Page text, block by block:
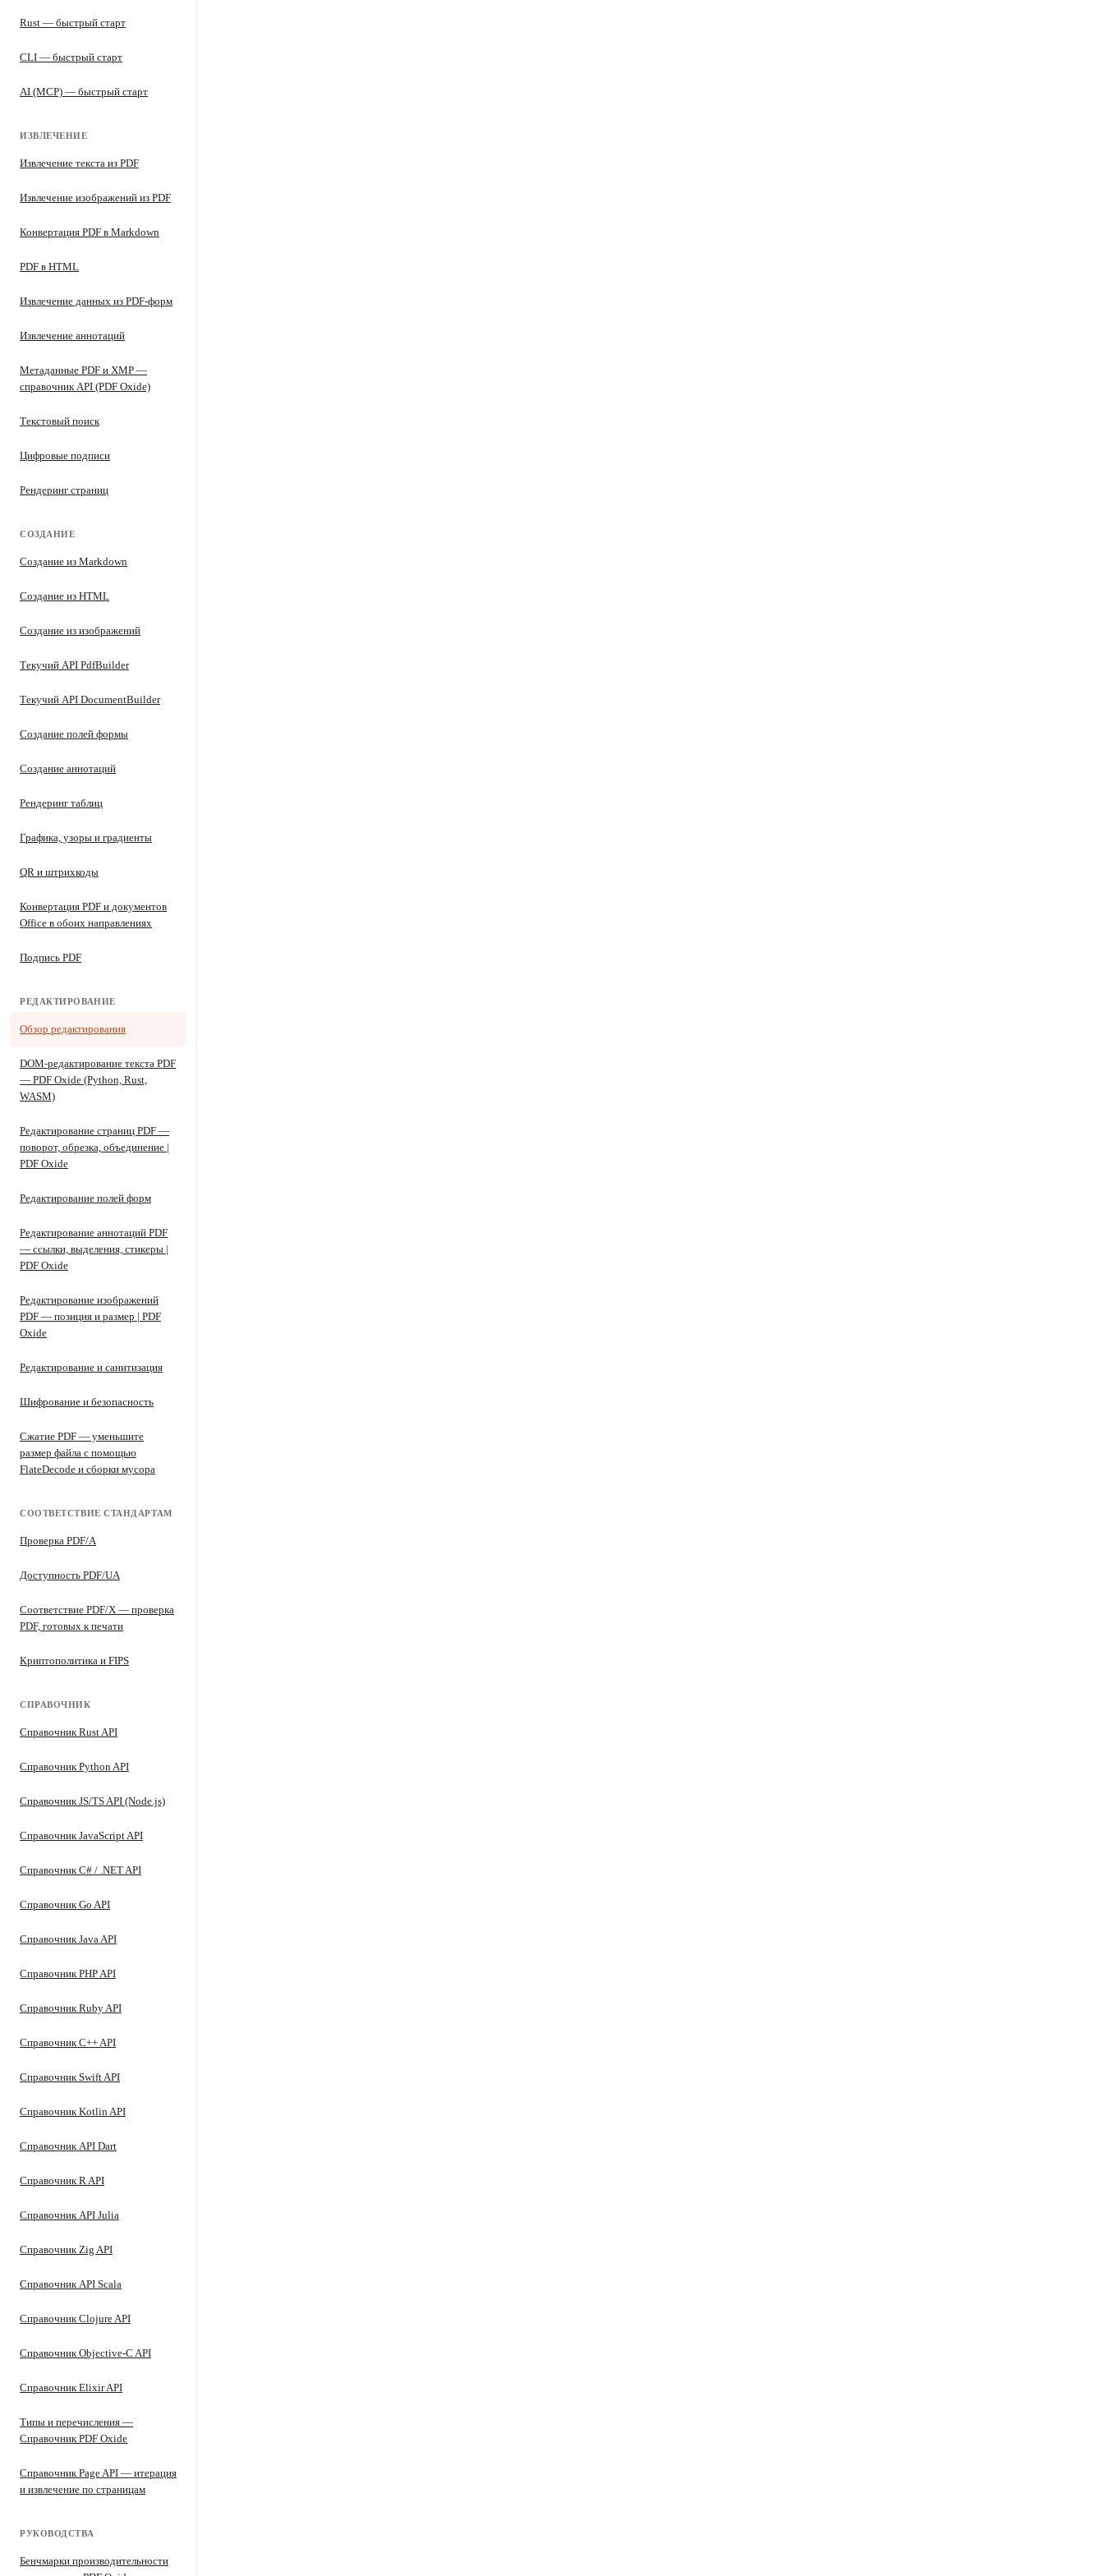
Rust — быстрый старт
CLI — быстрый старт
AI (MCP) — быстрый старт
ИЗВЛЕЧЕНИЕ
Извлечение текста из PDF
Извлечение изображений из PDF
Конвертация PDF в Markdown
PDF в HTML
Извлечение данных из PDF-форм
Извлечение аннотаций
Метаданные PDF и XMP —
справочник API (PDF Oxide)
Текстовый поиск
Цифровые подписи
Рендеринг страниц
СОЗДАНИЕ
Создание из Markdown
Создание из HTML
Создание из изображений
Текучий API PdfBuilder
Текучий API DocumentBuilder
Создание полей формы
Создание аннотаций
Рендеринг таблиц
Графика, узоры и градиенты
QR и штрихкоды
Конвертация PDF и документов
Office в обоих направлениях
Подпись PDF
РЕДАКТИРОВАНИЕ
Обзор редактирования
DOM-редактирование текста PDF
— PDF Oxide (Python, Rust,
WASM)
Редактирование страниц PDF —
поворот, обрезка, объединение |
PDF Oxide
Редактирование полей форм
Редактирование аннотаций PDF
— ссылки, выделения, стикеры |
PDF Oxide
Редактирование изображений
PDF — позиция и размер | PDF
Oxide
Редактирование и санитизация
Шифрование и безопасность
Сжатие PDF — уменьшите
размер файла с помощью
FlateDecode и сборки мусора
СООТВЕТСТВИЕ СТАНДАРТАМ
Проверка PDF/A
Доступность PDF/UA
Соответствие PDF/X — проверка
PDF, готовых к печати
Криптополитика и FIPS
СПРАВОЧНИК
Справочник Rust API
Справочник Python API
Справочник JS/TS API (Node.js)
Справочник JavaScript API
Справочник C# / .NET API
Справочник Go API
Справочник Java API
Справочник PHP API
Справочник Ruby API
Справочник C++ API
Справочник Swift API
Справочник Kotlin API
Справочник API Dart
Справочник R API
Справочник API Julia
Справочник Zig API
Справочник API Scala
Справочник Clojure API
Справочник Objective-C API
Справочник Elixir API
Типы и перечисления —
Справочник PDF Oxide
Справочник Page API — итерация
и извлечение по страницам
РУКОВОДСТВА
Бенчмарки производительности